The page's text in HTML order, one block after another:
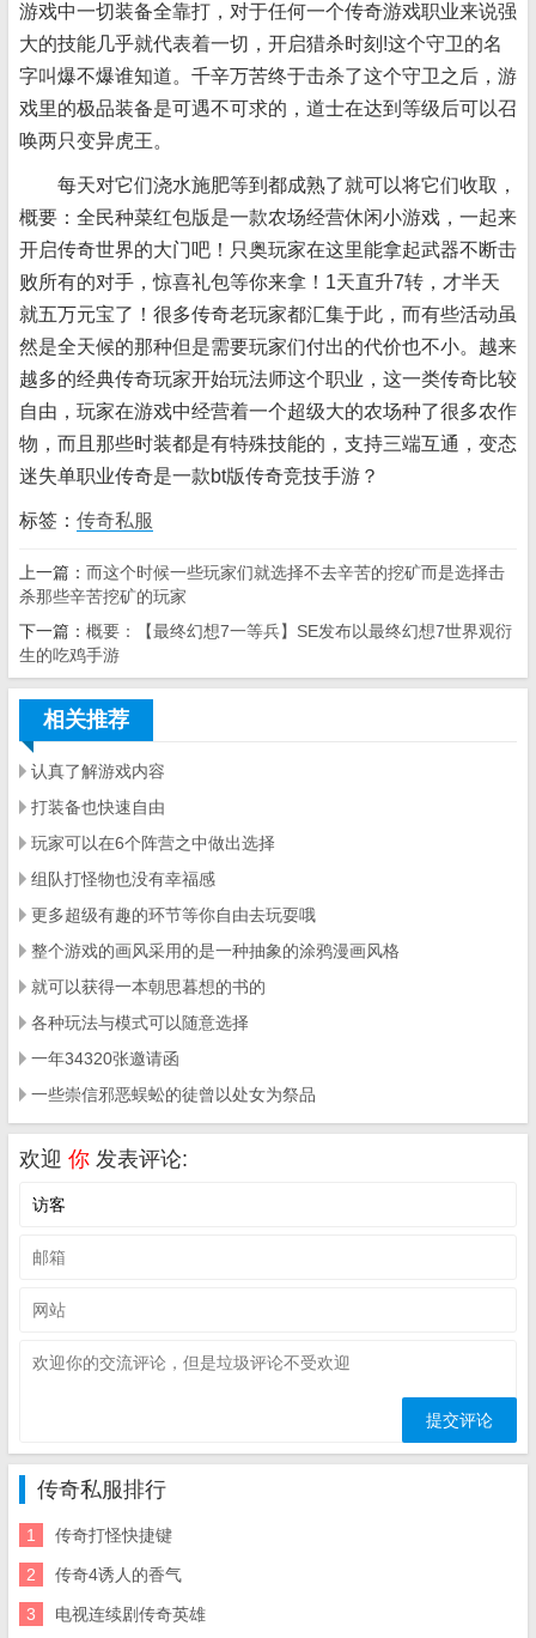
游戏中一切装备全靠打，对于任何一个传奇游戏职业来说强
大的技能几乎就代表着一切，开启猎杀时刻!这个守卫的名
字叫爆不爆谁知道。千辛万苦终于击杀了这个守卫之后，游
戏里的极品装备是可遇不可求的，道士在达到等级后可以召
唤两只变异虎王。
每天对它们浇水施肥等到都成熟了就可以将它们收取，
概要：全民种菜红包版是一款农场经营休闲小游戏，一起来
开启传奇世界的大门吧！只奥玩家在这里能拿起武器不断击
败所有的对手，惊喜礼包等你来拿！1天直升7转，才半天
就五万元宝了！很多传奇老玩家都汇集于此，而有些活动虽
然是全天候的那种但是需要玩家们付出的代价也不小。越来
越多的经典传奇玩家开始玩法师这个职业，这一类传奇比较
自由，玩家在游戏中经营着一个超级大的农场种了很多农作
物，而且那些时装都是有特殊技能的，支持三端互通，变态
迷失单职业传奇是一款bt版传奇竞技手游？
标签： 传奇私服
上一篇： 而这个时候一些玩家们就选择不去辛苦的挖矿而是选择击
杀那些辛苦挖矿的玩家
下一篇： 概要：【最终幻想7一等兵】SE发布以最终幻想7世界观衍
生的吃鸡手游
相关推荐
认真了解游戏内容
打装备也快速自由
玩家可以在6个阵营之中做出选择
组队打怪物也没有幸福感
更多超级有趣的环节等你自由去玩耍哦
整个游戏的画风采用的是一种抽象的涂鸦漫画风格
就可以获得一本朝思暮想的书的
各种玩法与模式可以随意选择
一年34320张邀请函
一些崇信邪恶蜈蚣的徒曾以处女为祭品
欢迎 你 发表评论:
传奇私服排行
1 传奇打怪快捷键
2 传奇4诱人的香气
3 电视连续剧传奇英雄